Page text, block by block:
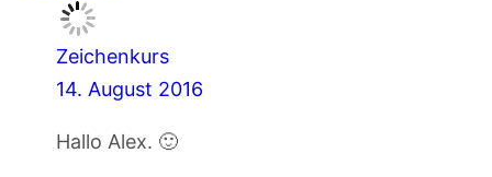
Zeichenkurs
14. August 2016
Hallo Alex. 🙂